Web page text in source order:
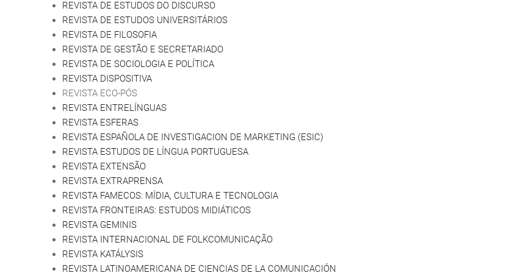
REVISTA DE ESTUDOS DO DISCURSO
REVISTA DE ESTUDOS UNIVERSITÁRIOS
REVISTA DE FILOSOFIA
REVISTA DE GESTÃO E SECRETARIADO
REVISTA DE SOCIOLOGIA E POLÍTICA
REVISTA DISPOSITIVA
REVISTA ECO-PÓS
REVISTA ENTRELÍNGUAS
REVISTA ESFERAS
REVISTA ESPAÑOLA DE INVESTIGACION DE MARKETING (ESIC)
REVISTA ESTUDOS DE LÍNGUA PORTUGUESA
REVISTA EXTENSÃO
REVISTA EXTRAPRENSA
REVISTA FAMECOS: MÍDIA, CULTURA E TECNOLOGIA
REVISTA FRONTEIRAS: ESTUDOS MIDIÁTICOS
REVISTA GEMINIS
REVISTA INTERNACIONAL DE FOLKCOMUNICAÇÃO
REVISTA KATÁLYSIS
REVISTA LATINOAMERICANA DE CIENCIAS DE LA COMUNICACIÓN